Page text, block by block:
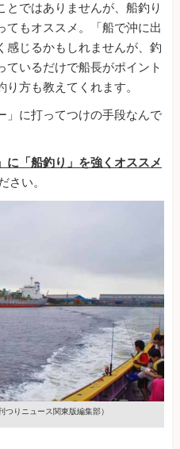
とではありませんが、船釣り
てもオススメ。「船で沖に出
感じるかもしれませんが、釣
ているだけで船長がポイント
方も教えてくれます。
」に打ってつけの手段なんで
に「船釣り」を強くオススメ
さい。
つりニュース関東版編集部）